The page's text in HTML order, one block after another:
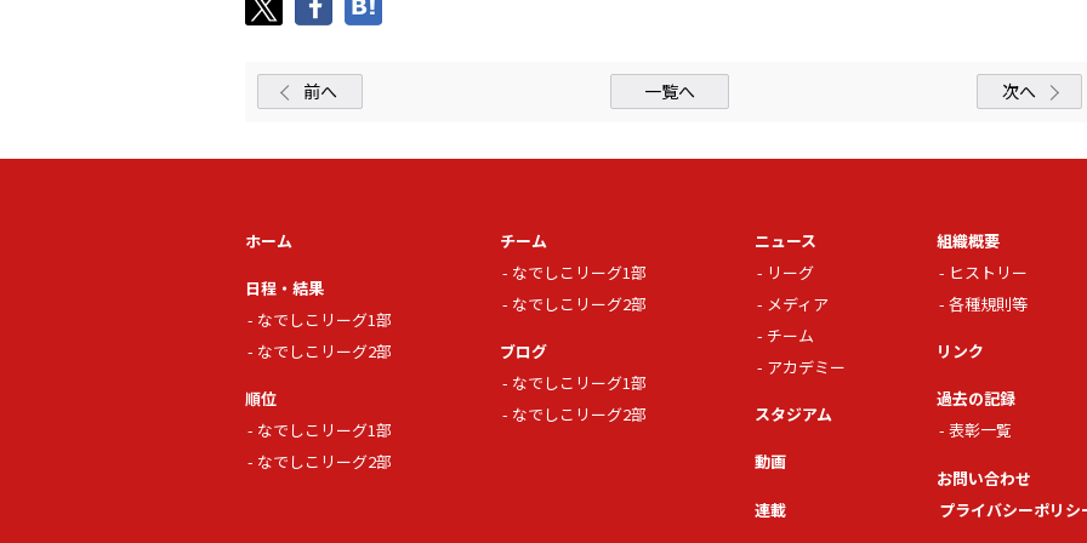
前へ 一覧へ 次へ
ホーム
日程・結果
なでしこリーグ1部
なでしこリーグ2部
順位
なでしこリーグ1部
なでしこリーグ2部
チーム
なでしこリーグ1部
なでしこリーグ2部
ブログ
なでしこリーグ1部
なでしこリーグ2部
ニュース
リーグ
メディア
チーム
アカデミー
スタジアム
動画
連載
組織概要
ヒストリー
各種規則等
リンク
過去の記録
表彰一覧
お問い合わせ
プライバシーポリシ